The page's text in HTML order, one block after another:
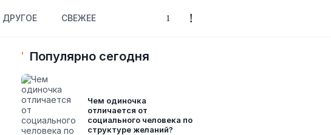
ДРУГОЕ СВЕЖЕЕ
Популярно сегодня
Чем одиночка
отличается от
социального человека по
структуре желаний?